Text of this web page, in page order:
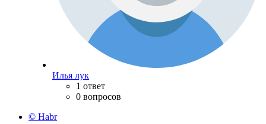
Илья лук
1 ответ
0 вопросов
© Habr